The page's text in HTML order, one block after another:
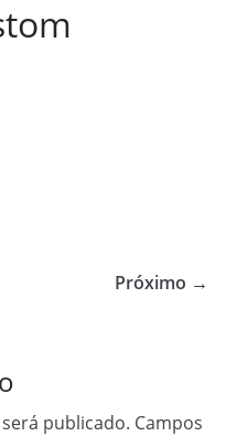
Próximo →
publicado. Campos